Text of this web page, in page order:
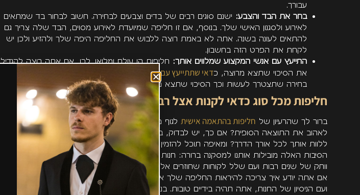
עבורך.
בחר את הבד והצבע: ישנם סוגים רבים של בדים וצבעים לבחירה. חשוב לבחור בד שמתאים
לאירוע ולסגנון האישי שלך. בנוסף, אם זו חליפה שמיועדת לאירוע מסוים, הבד שלה צריך גם
להתאים לעונה בשנה. אתה לא באמת רוצה ללבוש את החליפה היפה שלך ולהזיע ולכן יש
לקחת את הפרט הזה בחשבון.
התייעץ עם אנשי המקצוע שמלווים אותך: חליפות הן עולם ומלואו. לכן, אם אתה רוצה להגדיל
את הסיכוי שתצא מרוצה, כדאי שתתייעץ עם אנשי המקצוע בחנות
בחירה שתצטרך לעשות וכך הסיכוי שתצא מרוצה יגדל.
חליפות מכל סוג כדאי לקנות אצל רבני קלאסיק
ברור לך שהרעיון של חליפות בהתאמה אישית לגוף מוצא חן בעיניך? אתה רוצה לעשות הכול כדי
לאהוב את התוצאה הסופית? אם כך, יש לבדוק, בין היתר, לאן אתה פונה. באיזו חנות באמת יוכלו
ללוות אותך לכל אורך הדרך? ומאיפה תוכל להזמין חליפה שתיראה נהדר גם בעוד כמה שנים? כל
הסיבות האלה מובילות אותנו למסקנה ברורה: חנות כמו רבני קלאסיק תוכל להתאים לך. זו חנות עם
וותק של שנים רבות ועם שלל לקוחות שחוזרים אליה שוב ושוב להזמנת חליפות. לכן זה לא משנה
אם אתה יודע איך צריכה להיראות החליפה שלך או לא. מה שבטוח זה שכאן, עם צוות המומחים
ועם הניסיון של החנות, אתה תהיה בידיים טובות. בנוסף, מהר מאוד אתה תראה שכאן יש שילוב